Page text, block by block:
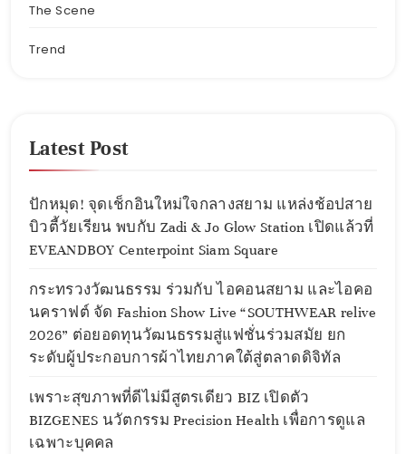
The Scene
Trend
Latest Post
ปักหมุด! จุดเช็กอินใหม่ใจกลางสยาม แหล่งช้อปสาย
บิวตี้วัยเรียน พบกับ Zadi & Jo Glow Station เปิดแล้วที่
EVEANDBOY Centerpoint Siam Square
กระทรวงวัฒนธรรม ร่วมกับ ไอคอนสยาม และไอคอ
นคราฟต์ จัด Fashion Show Live “SOUTHWEAR relive
2026” ต่อยอดทุนวัฒนธรรมสู่แฟชั่นร่วมสมัย ยก
ระดับผู้ประกอบการผ้าไทยภาคใต้สู่ตลาดดิจิทัล
เพราะสุขภาพที่ดีไม่มีสูตรเดียว BIZ เปิดตัว
BIZGENES นวัตกรรม Precision Health เพื่อการดูแล
เฉพาะบุคคล